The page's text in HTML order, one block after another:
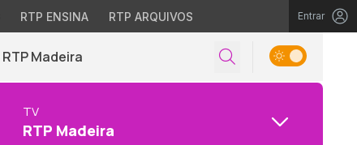
RTP ENSINA RTP ARQUIVOS Entrar
RTP Madeira
TV
RTP Madeira